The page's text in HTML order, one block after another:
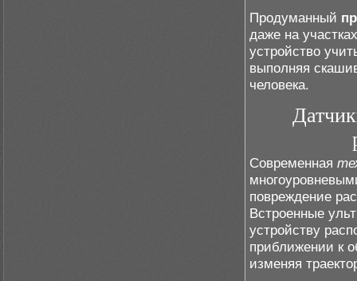
Продуманный
даже на
устройство
выполняя
человека.
Современная
повреждение
Встроенные
устройству
приближении к
изменяя